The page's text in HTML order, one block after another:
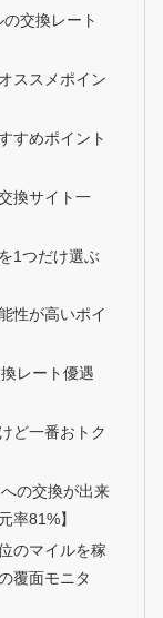
の交換レート
ススメポイン
すめポイント
換サイト一
1つだけ選ぶ
性が高いポイ
レート優遇
ど一番おトク
の交換が出来
率81%】
のマイルを稼
覆面モニタ